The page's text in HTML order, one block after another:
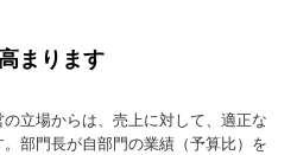
まります
立場からは、売上に対して、適正な
部門長が自部門の業績（予算比）を